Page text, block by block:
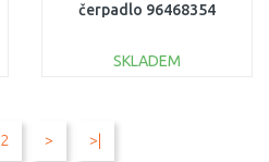
čerpadlo 96468354
SKLADEM
2 > >|